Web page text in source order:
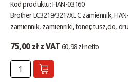
Kod produktu: HAN-03160
Brother LC3219/3217XL C zamiennik,
zamiennik, zamienniki, toner, tusz,do,
75,00 zł z VAT 60,98 zł netto